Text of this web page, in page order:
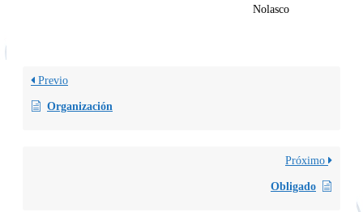
Nolasco
Previo
Organización
Próximo
Obligado